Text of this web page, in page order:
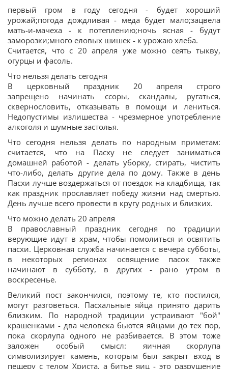
первый гром в году сегодня - будет хороший
урожай;погода дождливая - меда будет мало;зацвела
мать-и-мачеха - к потеплению;ночь ясная - будут
заморозки;много еловых шишек - к урожаю хлеба.
Считается, что с 20 апреля уже можно сеять тыкву,
огурцы и фасоль.
Что нельзя делать сегодня
В церковный праздник 20 апреля строго
запрещено начинать ссоры, скандалы, ругаться,
сквернословить, отказывать в помощи и лениться.
Недопустимы излишества - чрезмерное употребление
алкоголя и шумные застолья.
Что сегодня нельзя делать по народным приметам:
считается, что на Пасху не следует заниматься
домашней работой - делать уборку, стирать, чистить
что-либо, делать другие дела по дому. Также в день
Пасхи лучше воздержаться от поездок на кладбища, так
как праздник прославляет победу жизни над смертью.
День лучше всего провести в кругу родных и близких.
Что можно делать 20 апреля
В православный праздник сегодня по традиции
верующие идут в храм, чтобы помолиться и освятить
пасхи. Церковная служба начинается с вечера субботы,
в некоторых регионах освящение пасок также
начинают в субботу, в других - рано утром в
воскресенье.
Великий пост закончился, поэтому те, кто постился,
могут разговеться. Пасхальные яйца принято дарить
близким. По народной традиции устраивают "бой"
крашенками - два человека бьются яйцами до тех пор,
пока скорлупа одного не разбивается. В этом тоже
заложен особый смысл: яичная скорлупа
символизирует камень, которым был закрыт вход в
пещеру с телом Христа, а битье яиц - это разрушение